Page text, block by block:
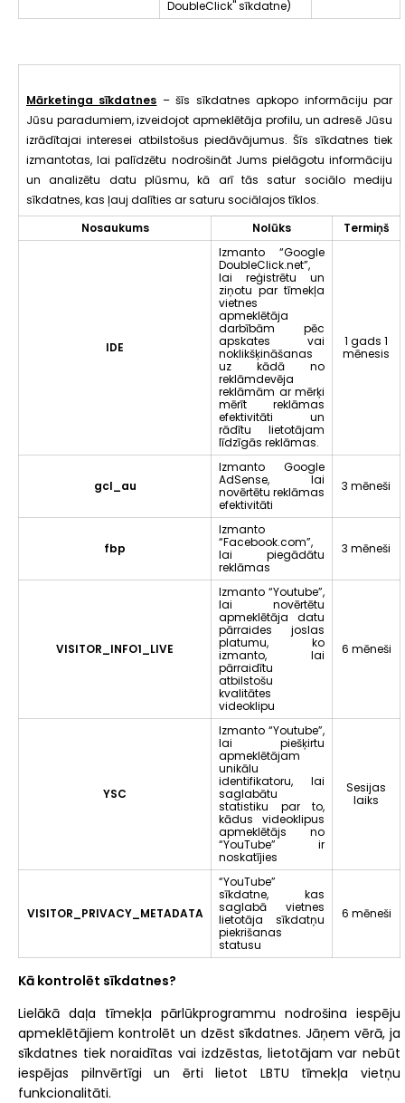
DoubleClick" sīkdatne)
Mārketinga sīkdatnes – šīs sīkdatnes apkopo informāciju par
Jūsu paradumiem, izveidojot apmeklētāja profilu, un adresē Jūsu
izrādītajai interesei atbilstošus piedāvājumus. Šīs sīkdatnes tiek
izmantotas, lai palīdzētu nodrošināt Jums pielāgotu informāciju
un analizētu datu plūsmu, kā arī tās satur sociālo mediju
sīkdatnes, kas ļauj dalīties ar saturu sociālajos tīklos.
Nosaukums
Nolūks Termiņš
IDE
Izmanto “Google
DoubleClick.net”,
lai reģistrētu un
ziņotu par tīmekļa
vietnes
apmeklētāja
darbībām pēc
apskates vai
noklikšķināšanas
uz kādā no
reklāmdevēja
reklāmām ar mērķi
mērīt reklāmas
efektivitāti un
rādītu lietotājam
līdzīgās reklāmas.
1 gads 1
mēnesis
gcl_au
Izmanto Google
AdSense, lai
novērtētu reklāmas
efektivitāti
3 mēneši
fbp
Izmanto
“Facebook.com”,
lai piegādātu
reklāmas
3 mēneši
VISITOR_INFO1_LIVE
Izmanto “Youtube”,
lai novērtētu
apmeklētāja datu
pārraides joslas
platumu, ko
izmanto, lai
pārraidītu
atbilstošu
kvalitātes
videoklipu
6 mēneši
YSC
Izmanto “Youtube”,
lai piešķirtu
apmeklētājam
unikālu
identifikatoru, lai
saglabātu
statistiku par to,
kādus videoklipus
apmeklētājs no
“YouTube” ir
noskatījies
Sesijas
laiks
VISITOR_PRIVACY_METADATA
“YouTube”
sīkdatne, kas
saglabā vietnes
lietotāja sīkdatņu
piekrišanas
statusu
6 mēneši
Kā kontrolēt sīkdatnes?
Lielākā daļa tīmekļa pārlūkprogrammu nodrošina iespēju
apmeklētājiem kontrolēt un dzēst sīkdatnes. Jāņem vērā, ja
sīkdatnes tiek noraidītas vai izdzēstas, lietotājam var nebūt
iespējas pilnvērtīgi un ērti lietot LBTU tīmekļa vietņu
funkcionalitāti.